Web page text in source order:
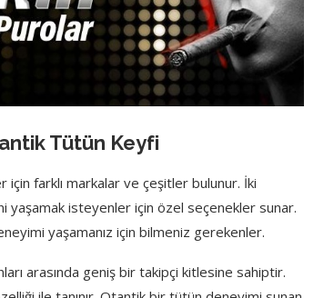
Tütün Keyfi
farklı markalar ve çeşitler bulunur. İki
yaşamak isteyenler için özel seçenekler sunar.
yaşamanız için bilmeniz gerekenler.
arasında geniş bir takipçi kitlesine sahiptir.